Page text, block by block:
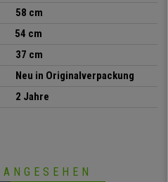
Preis58 cm
54 cm
37 cm
Neu in Originalverpackung
2 Jahre
ANGESEHEN